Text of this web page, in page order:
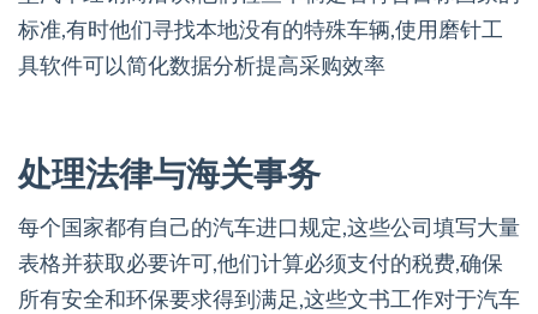
标准,有时他们寻找本地没有的特殊车辆,使用磨针工
具软件可以简化数据分析提高采购效率
处理法律与海关事务
每个国家都有自己的汽车进口规定,这些公司填写大量
表格并获取必要许可,他们计算必须支付的税费,确保
所有安全和环保要求得到满足,这些文书工作对于汽车